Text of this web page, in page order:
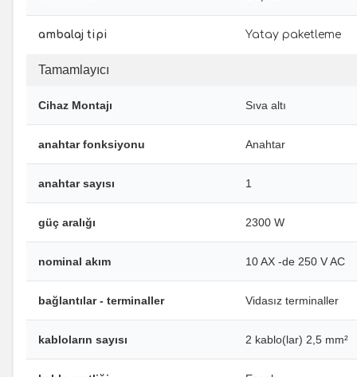
ambalaj tipi Yatay paketleme
Tamamlayıcı
Cihaz Montajı Sıva altı
anahtar fonksiyonu Anahtar
anahtar sayısı 1
güç aralığı 2300 W
nominal akım 10 AX -de 250 V AC
bağlantılar - terminaller Vidasız terminaller
kabloların sayısı 2 kablo(lar) 2,5 mm²